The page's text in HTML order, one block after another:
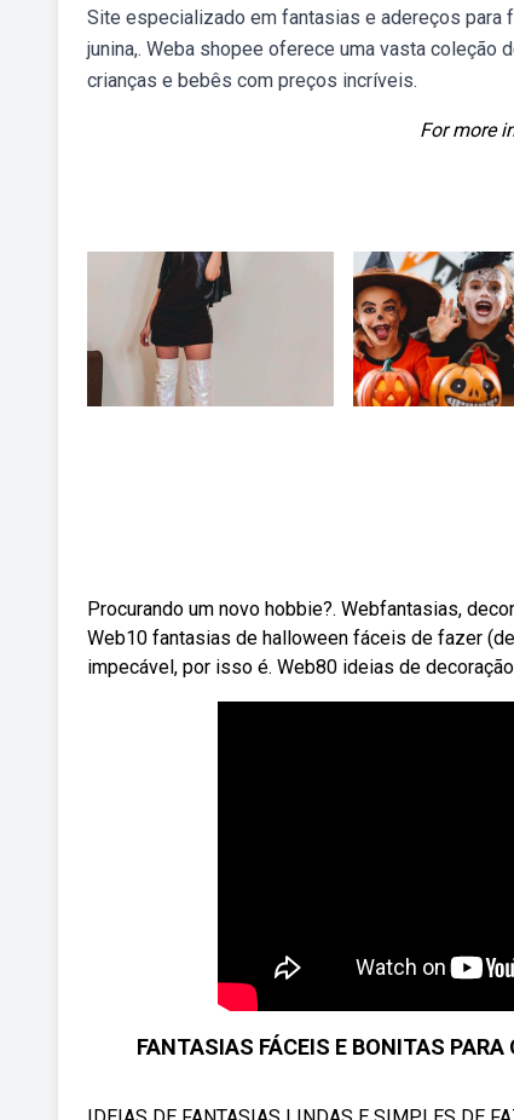
Site especializado em fantasias e adereços para
junina,. Weba shopee oferece uma vasta
crianças e bebês com preços incríveis.
For more
Procurando um novo hobbie?. Webfantasias,
Web10 fantasias de halloween fáceis de fazer
impecável, por isso é. Web80 ideias de
FANTASIAS FÁCEIS E BONITAS